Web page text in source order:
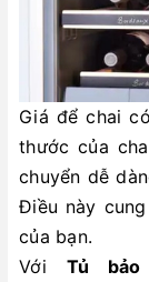
Giá để chai
thước của
chuyển dễ
Điều này
của bạn.
Với Tủ